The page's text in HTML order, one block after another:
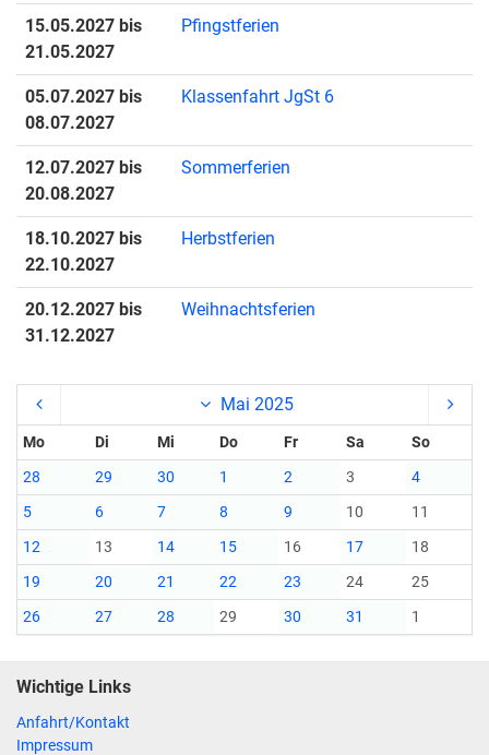
15.05.2027 bis
21.05.2027
Pfingstferien
05.07.2027 bis
08.07.2027
Klassenfahrt JgSt 6
12.07.2027 bis
20.08.2027
Sommerferien
18.10.2027 bis
22.10.2027
Herbstferien
20.12.2027 bis
31.12.2027
Weihnachtsferien
Mai 2025
Mo Di Mi Do Fr Sa
So
28
29 30 1 2 3
4
5
6 7 8 9 10
11
12
13 14 15 16 17
18
19
20 21 22 23 24
25
26
27 28 29 30 31 1
Wichtige Links
Anfahrt/Kontakt
Impressum